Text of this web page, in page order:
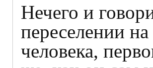
Нечего и
переселении
человека,